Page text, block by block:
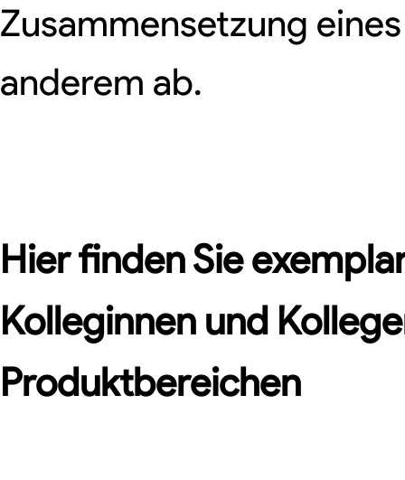
Zusammensetzung
anderem ab.
Hier finden Sie
Kolleginnen und
Produktbereichen